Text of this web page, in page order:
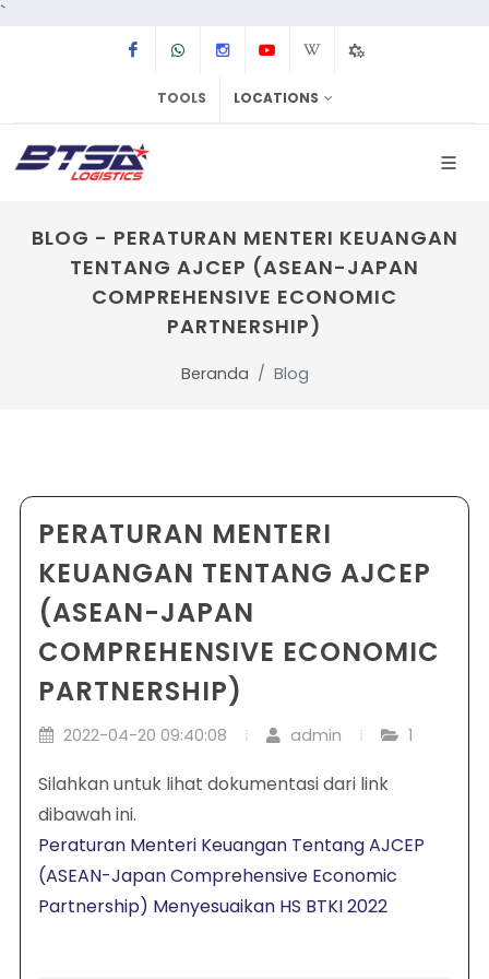
`
FacebookWhatsappInstagramYoutubeWikipedia
TOOLS LOCATIONS
BLOG - PERATURAN MENTERI KEUANGAN
TENTANG AJCEP (ASEAN-JAPAN
COMPREHENSIVE ECONOMIC
PARTNERSHIP)
Beranda Blog
PERATURAN MENTERI
KEUANGAN TENTANG AJCEP
(ASEAN-JAPAN
COMPREHENSIVE ECONOMIC
PARTNERSHIP)
2022-04-20 09:40:08 admin 1
Silahkan untuk lihat dokumentasi dari link
dibawah ini.
Peraturan Menteri Keuangan Tentang AJCEP
(ASEAN-Japan Comprehensive Economic
Partnership) Menyesuaikan HS BTKI 2022